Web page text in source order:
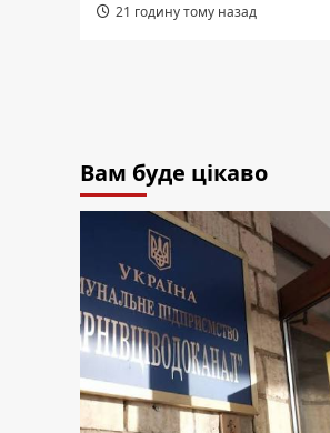
21 годину тому назад
Вам буде цікаво